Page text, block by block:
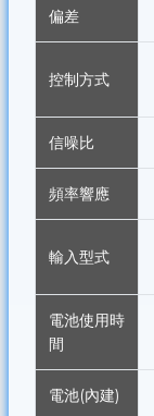
偏差
控制方式
信噪比
頻率響應
輸入型式
電池使用時
間
電池(內建)